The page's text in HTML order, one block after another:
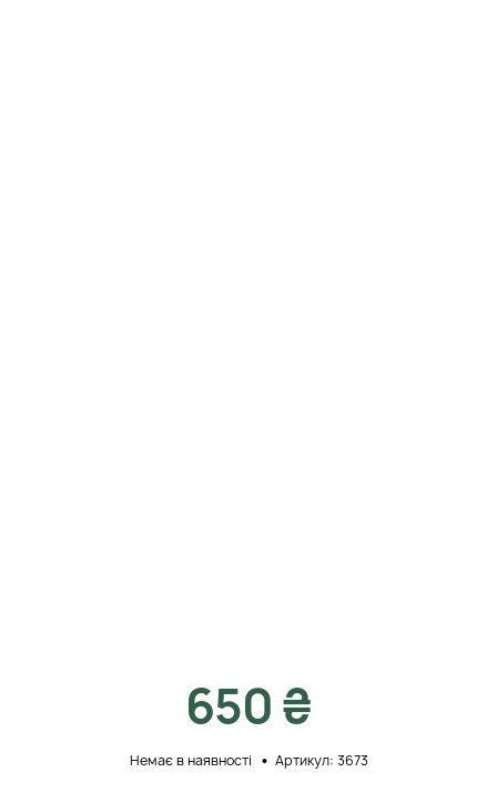
650 ₴
Немає в наявності Артикул: 3673